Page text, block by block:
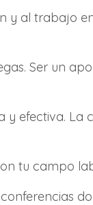
y al trabajo
Ser un
efectiva.
tu campo